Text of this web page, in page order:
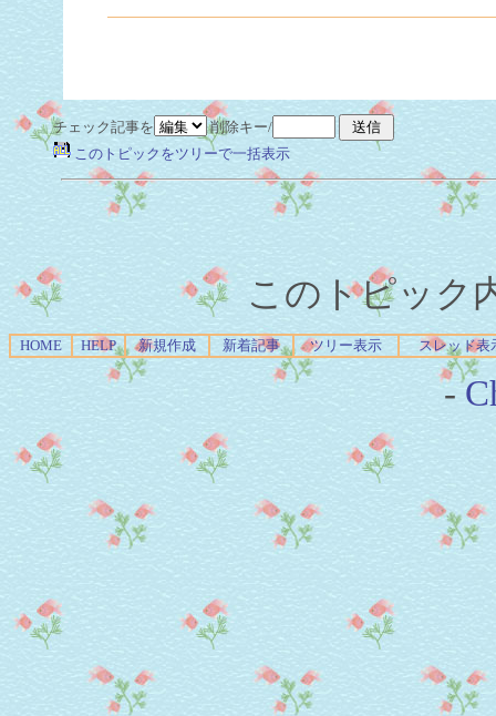
チェック記事を
削除キー/
このトピックをツリーで一括表示
このトピック
HOME HELP 新規作成 新着記事 ツリー表示 スレッド表
-